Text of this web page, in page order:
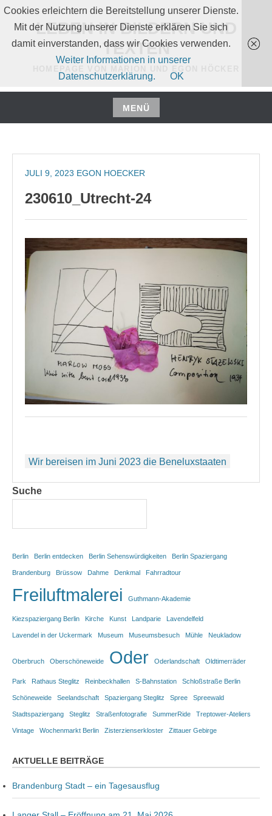
Zum
Inhalt
springen
LEBEN IN BILDERN UND
TEXTEN
MENÜ
Zum
springen
JULI 9, 2023 EGON HOECKER
230610_Utrecht-24
Beitragsnavigation
Wir bereisen im Juni 2023 die Beneluxstaaten
Suche
Berlin Berlin entdecken Berlin Sehenswürdigkeiten Berlin Spaziergang
Brandenburg Brüssow Dahme Denkmal Fahrradtour
Freiluftmalerei Guthmann-Akademie
Kiezspaziergang Berlin Kirche Kunst Landparie Lavendelfeld
Lavendel in der Uckermark Museum Museumsbesuch Mühle Neukladow
Oberbruch Oberschöneweide Oder Oderlandschaft Oldtimerräder
Park Rathaus Steglitz Reinbeckhallen S-Bahnstation Schloßstraße Berlin
Schöneweide Seelandschaft Spaziergang Steglitz Spree Spreewald
Stadtspaziergang Steglitz Straßenfotografie SummerRide Treptower-Ateliers
Vintage Wochenmarkt Berlin Zisterzienserkloster Zittauer Gebirge
AKTUELLE BEITRÄGE
Brandenburg Stadt – ein Tagesausflug
Cookies erleichtern die Bereitstellung unserer Dienste.
Mit der Nutzung unserer Dienste erklären Sie sich
damit einverstanden, dass wir Cookies verwenden.
Weiter Informationen in unserer
Datenschutzerklärung.
OK